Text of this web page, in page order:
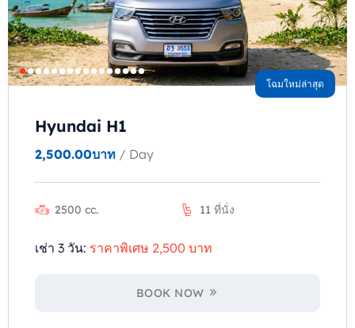
โฉมใหม่ล่าสุด
Hyundai H1
2,500.00บาท / Day
2500 cc. 11 ที่นั่ง
เช่า 3 วัน: ราคาพิเศษ 2,500 บาท
BOOK NOW